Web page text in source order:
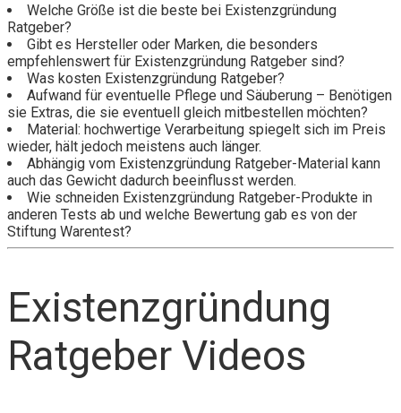
Welche Größe ist die beste bei Existenzgründung
Ratgeber?
Gibt es Hersteller oder Marken, die besonders
empfehlenswert für Existenzgründung Ratgeber sind?
Was kosten Existenzgründung Ratgeber?
Aufwand für eventuelle Pflege und Säuberung – Benötigen
sie Extras, die sie eventuell gleich mitbestellen möchten?
Material: hochwertige Verarbeitung spiegelt sich im Preis
wieder, hält jedoch meistens auch länger.
Abhängig vom Existenzgründung Ratgeber-Material kann
auch das Gewicht dadurch beeinflusst werden.
Wie schneiden Existenzgründung Ratgeber-Produkte in
anderen Tests ab und welche Bewertung gab es von der
Stiftung Warentest?
Existenzgründung
Ratgeber Videos